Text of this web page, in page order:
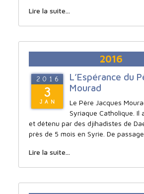
Lire la suite...
2016
2016
3
JAN
L’Espérance du
Mourad
Le Père Jacques
Syriaque Catholique. Il
et détenu par des djihadistes de
près de 5 mois en Syrie. De passage
Lire la suite...